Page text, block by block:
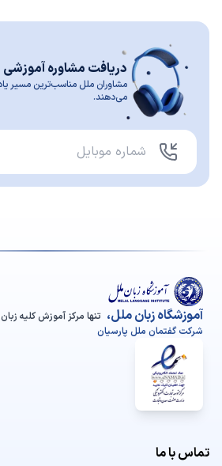
دریافت مشاوره آموزشی
مشاوران ملل مناسب‌ترین مسیر
می‌دهند.
آموزشگاه زبان ملل، تنها مرکز آموزش کلیه
شرکت گفتمان ملل پارسیان
تماس با ما